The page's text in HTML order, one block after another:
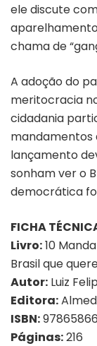
ele discute
chama de
A adoção do
meritocracia
cidadania
mandamentos
lançamento
sonham ver o
democrática
FICHA
Livro:10
Brasil que
Autor: Luiz
Editora:
ISBN:
Páginas:216